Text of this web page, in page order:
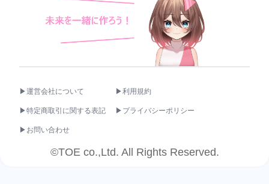
▶運営会社について ▶利用規約
▶特定商取引に関する表記 ▶プライバシーポリシー
▶お問い合わせ
©TOE co.,Ltd. All Rights Reserved.